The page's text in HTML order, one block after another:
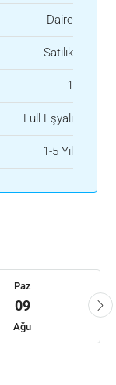
Daire
Satılık
1
Full Eşyalı
1-5 Yıl
Paz
09
Ağu